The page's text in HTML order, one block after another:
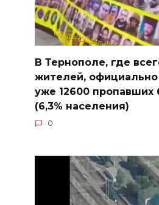
В Тернополе, где
жителей, официально
уже 12600 пропавших
(6,3% населения)
0